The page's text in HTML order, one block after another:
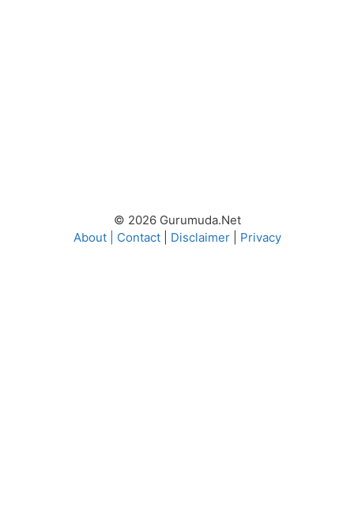
© 2026 Gurumuda.Net
About
Contact| Disclaimer| Privacy